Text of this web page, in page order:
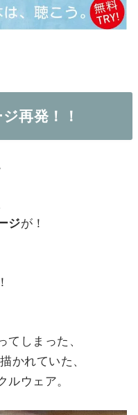
再発！！
ジが！
てしまった、
かれていた、
ルウェア。